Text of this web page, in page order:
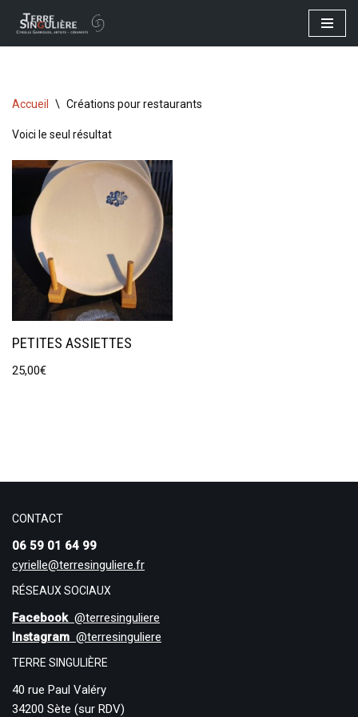
Aller
Accueil \ Créations pour restaurants
Voici le seul résultat
PETITES ASSIETTES
25,00€
CONTACT
06 59 01 64 99
cyrielle@terresinguliere.fr
RÉSEAUX SOCIAUX
Facebook@terresinguliere
Instagram @terresinguliere
TERRE SINGULIÈRE
40 rue Paul Valéry
34200 Sète (sur RDV)